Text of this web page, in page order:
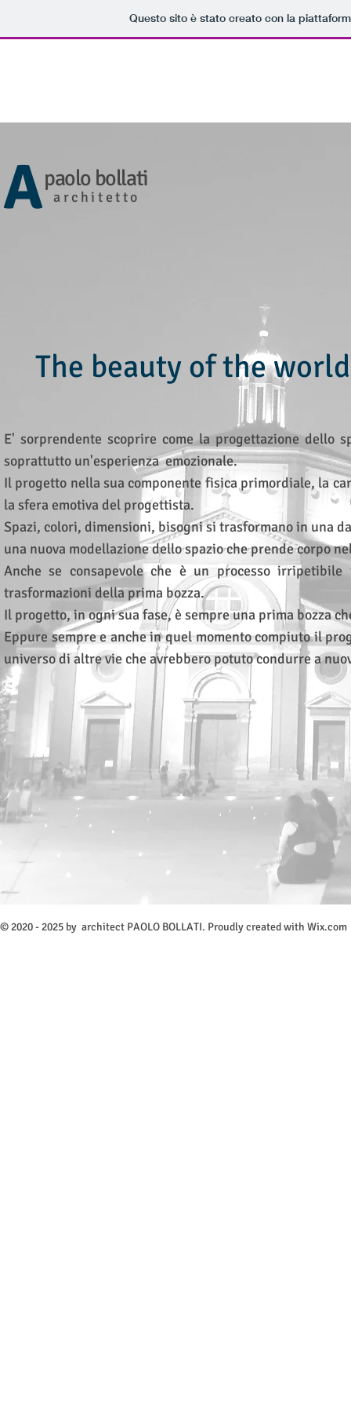
Questo sito è stato creato con la
Apaolo bollati
architetto
The beauty of the
E' sorprendente scoprire come la progettazione dello
soprattutto un'esperienza emozionale.
Il progetto nella sua componente fisica primordiale, la
la sfera emotiva del progettista.
Spazi, colori, dimensioni, bisogni si trasformano in una
una nuova modellazione dello spazio che prende corpo
Anche se consapevole che è un processo
trasformazioni della prima bozza.
Il progetto, in ogni sua fase, è sempre una prima bozza
Eppure sempre e anche in quel momento compiuto il
universo di altre vie che avrebbero potuto condurre a
Paolo
​© 2020 - 2025 by architect PAOLO BOLLATI. Proudly created with Wix.com